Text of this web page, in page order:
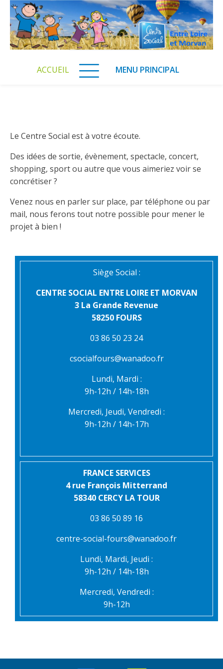
ACCUEIL MENU PRINCIPAL
Le Centre Social est à votre écoute.
Des idées de sortie, évènement, spectacle, concert,
shopping, sport ou autre que vous aimeriez voir se
concrétiser ?
Venez nous en parler sur place, par téléphone ou par
mail, nous ferons tout notre possible pour mener le
projet à bien !
Siège Social :
CENTRE SOCIAL ENTRE LOIRE ET MORVAN
3 La Grande Revenue
58250 FOURS
03 86 50 23 24
csocialfours@wanadoo.fr
Lundi, Mardi :
9h-12h / 14h-18h
Mercredi, Jeudi, Vendredi :
9h-12h / 14h-17h
FRANCE SERVICES
4 rue François Mitterrand
58340 CERCY LA TOUR
03 86 50 89 16
centre-social-fours@wanadoo.fr
Lundi, Mardi, Jeudi :
9h-12h / 14h-18h
Mercredi, Vendredi :
9h-12h